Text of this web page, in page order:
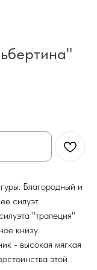
Благородный и
силуэт.
"трапеция"
книзу.
- высокая мягкая
этой